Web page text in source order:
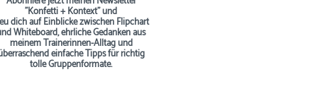
"Konfetti + Kontext" und
dich auf Einblicke zwischen Flipchart
Whiteboard, ehrliche Gedanken aus
meinem Trainerinnen-Alltag und
einfache Tippsfür richtig
tolle Gruppenformate.